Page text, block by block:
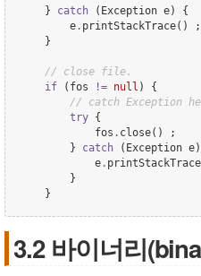
    }
catch ( Exception e) {
        e
. printStackTrace() ;
    }
// close file.
if (fos != null ) {
// catch Exception
try {
            fos
. close() ;
        }
catch ( Exception
            e
.
        }
    }
3.2 바이너리